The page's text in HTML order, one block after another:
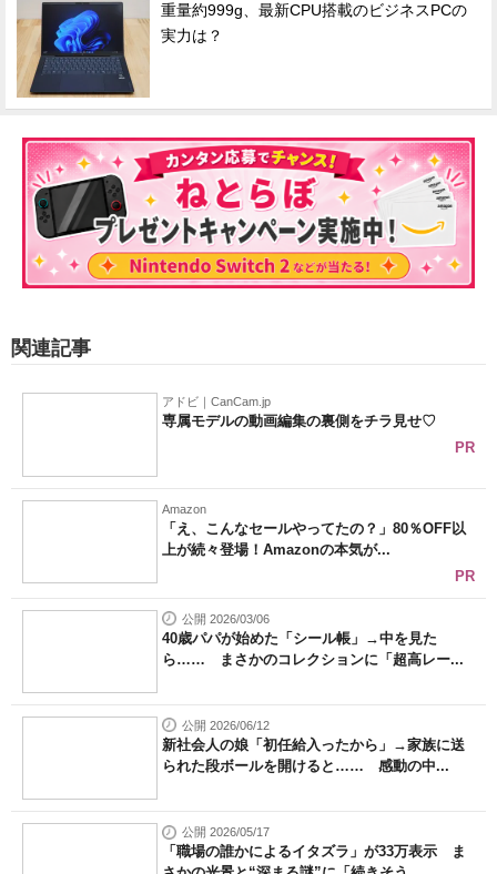
重量約999g、最新CPU搭載のビジネスPCの
実力は？
関連記事
アドビ｜CanCam.jp
専属モデルの動画編集の裏側をチラ見せ♡
PR
Amazon
「え、こんなセールやってたの？」80％OFF以
上が続々登場！Amazonの本気が...
PR
公開 2026/03/06
40歳パパが始めた「シール帳」→中を見た
ら…… まさかのコレクションに「超高レー...
公開 2026/06/12
新社会人の娘「初任給入ったから」→家族に送
られた段ボールを開けると…… 感動の中...
公開 2026/05/17
「職場の誰かによるイタズラ」が33万表示 ま